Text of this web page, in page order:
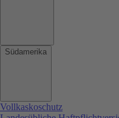
Südamerika
Vollkaskoschutz